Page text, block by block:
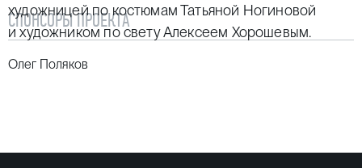
художницей по костюмам Татьяной Ногиновой
и художником по свету Алексеем Хорошевым.
СПОНСОРЫ ПРОЕКТА
Олег Поляков